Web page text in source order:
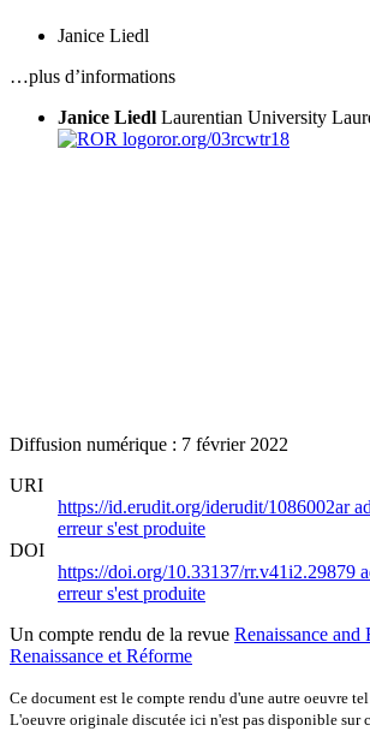
Janice Liedl
…plus d’informations
Janice Liedl Laurentian University
ror.org/03rcwtr18
Diffusion numérique : 7 février 2022
URI
https://id.erudit.org/iderudit/1086002ar
erreur s'est produite
DOI
https://doi.org/10.33137/rr.v41i2.29879
erreur s'est produite
Un compte rendu de la revue Renaissance and
Renaissance et Réforme
Ce document est le compte rendu d'une autre oeuvre
L'oeuvre originale discutée ici n'est pas disponible sur